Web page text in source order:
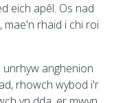
eich apêl. Os nad
mae'n rhaid i chi roi
anghenion
rhowch wybod i'r